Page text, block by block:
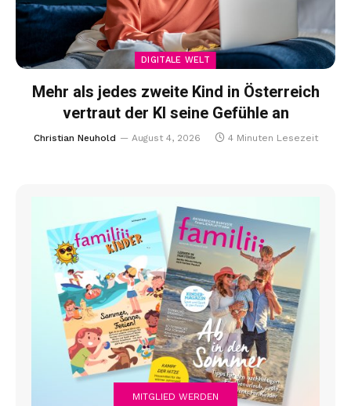
DIGITALE WELT
Mehr als jedes zweite Kind in Österreich
vertraut der KI seine Gefühle an
Christian Neuhold August 4, 2026 4 Minuten Lesezeit
E-PAPER HIER LESEN!
MITGLIED WERDEN